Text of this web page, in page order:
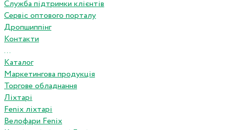
Служба підтримки клієнтів
Сервіс оптового порталу
Дропшиппінг
Контакти
...
Каталог
Маркетингова продукція
Торгове обладнання
Ліхтарі
Fenix ліхтарі
Велофари Fenix